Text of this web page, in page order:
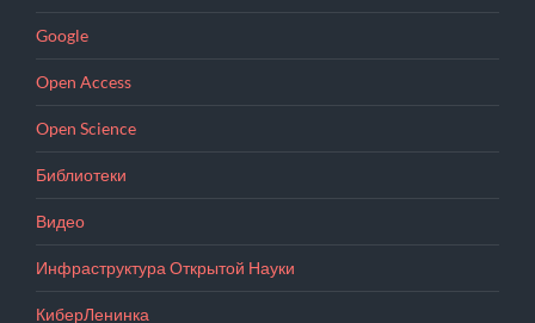
Google
Open Access
Open Science
Библиотеки
Видео
Инфраструктура Открытой Науки
КиберЛенинка